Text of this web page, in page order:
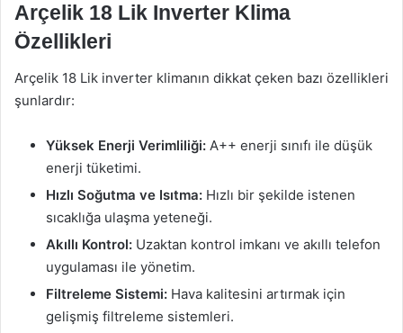
Arçelik 18 Lik Inverter Klima
Özellikleri
Arçelik 18 Lik inverter klimanın dikkat çeken bazı özellikleri
şunlardır:
Yüksek Enerji Verimliliği: A++ enerji sınıfı ile düşük
enerji tüketimi.
Hızlı Soğutma ve Isıtma: Hızlı bir şekilde istenen
sıcaklığa ulaşma yeteneği.
Akıllı Kontrol: Uzaktan kontrol imkanı ve akıllı telefon
uygulaması ile yönetim.
Filtreleme Sistemi: Hava kalitesini artırmak için
gelişmiş filtreleme sistemleri.